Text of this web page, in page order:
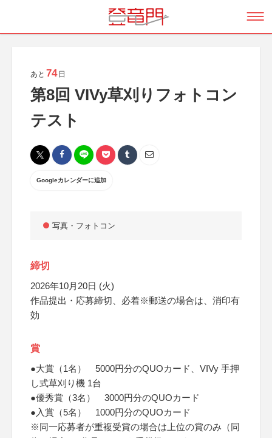
あと 74 日
第8回 VIVy草刈りフォトコン
テスト
Googleカレンダーに追加
写真・フォトコン
締切
2026年10月20日 (火)
作品提出・応募締切、必着※郵送の場合は、消印有
効
賞
●大賞（1名） 5000円分のQUOカード、VIVy 手押
し式草刈り機 1台
●優秀賞（3名） 3000円分のQUOカード
●入賞（5名） 1000円分のQUOカード
※同一応募者が重複受賞の場合は上位の賞のみ（同